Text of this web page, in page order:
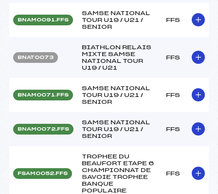
BNAM0091.FFS
SAMSE NATIONAL
TOUR U19 / U21 /
SENIOR
FFS
BNAT0073
BIATHLON RELAIS
MIXTE SAMSE
NATIONAL TOUR
U19 / U21
FFS
BNAM0071.FFS
SAMSE NATIONAL
TOUR U19 / U21 /
SENIOR
FFS
BNAM0072.FFS
SAMSE NATIONAL
TOUR U19 / U21 /
SENIOR
FFS
FSAM0052.FFS
TROPHEE DU
BEAUFORT ETAPE 6
CHAMPIONNAT DE
SAVOIE TROPHEE
BANQUE
POPULAIRE
FFS